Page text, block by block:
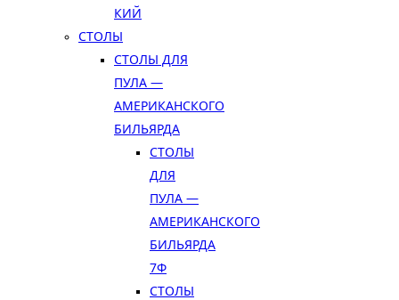
КИЙ
СТОЛЫ
СТОЛЫ ДЛЯ
ПУЛА —
АМЕРИКАНСКОГО
БИЛЬЯРДА
СТОЛЫ
ДЛЯ
ПУЛА —
АМЕРИКАНСКОГО
БИЛЬЯРДА
7Ф
СТОЛЫ